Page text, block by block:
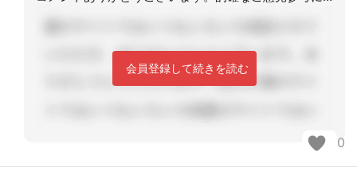
会員登録して続きを読む
0